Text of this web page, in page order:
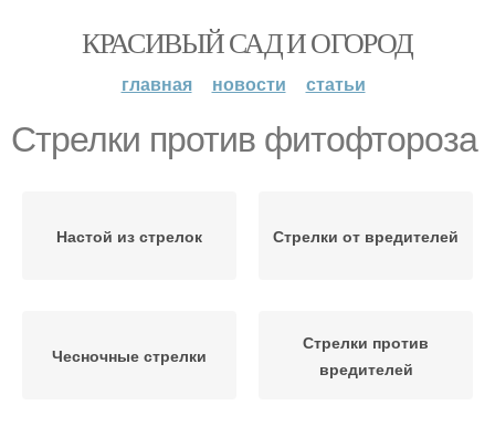
КРАСИВЫЙ САД И ОГОРОД
главная новости статьи
Стрелки против фитофтороза
Настой из стрелок Стрелки от вредителей
Чесночные стрелки
Стрелки против
вредителей